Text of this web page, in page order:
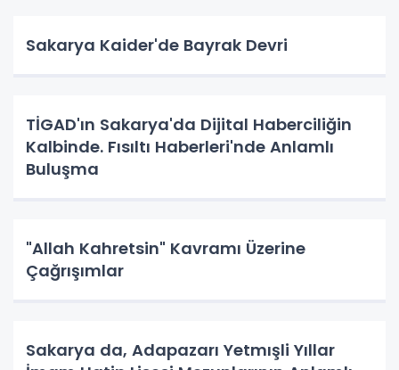
Sakarya Kaider'de Bayrak Devri
TİGAD'ın Sakarya'da Dijital Haberciliğin
Kalbinde. Fısıltı Haberleri'nde Anlamlı
Buluşma
"Allah Kahretsin" Kavramı Üzerine
Çağrışımlar
Sakarya da, Adapazarı Yetmışli Yıllar